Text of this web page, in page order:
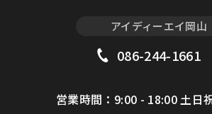
アイディーエイ岡山
086-244-1661
営業時間：9:00 - 18:00 土日